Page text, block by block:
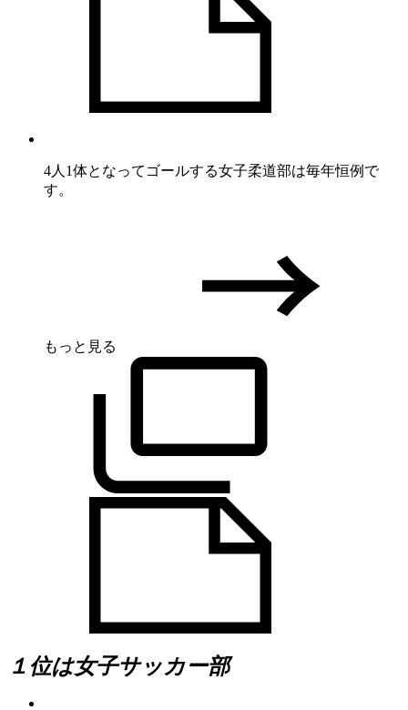
4人1体となってゴールする女子柔道部は毎年恒例で
す。
もっと見る
１位は女子サッカー部